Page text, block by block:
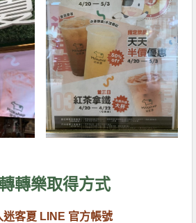
轉樂取得方式
客夏 LINE 官方帳號